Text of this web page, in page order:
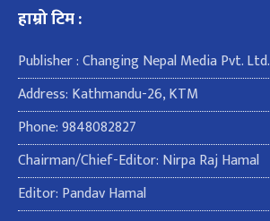
हाम्रो टिम :
Publisher : Changing Nepal Media Pvt. Ltd.
Address: Kathmandu-26, KTM
Phone: 9848082827
Chairman/Chief-Editor: Nirpa Raj Hamal
Editor: Pandav Hamal